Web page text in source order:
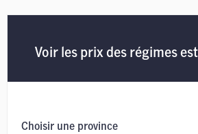
Voir les prix des régimes
Choisir une province